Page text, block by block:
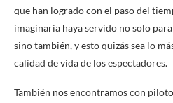
que han logrado con el paso del
imaginaria haya servido no solo
sino también, y esto quizás sea lo
calidad de vida de los espectadores.
También nos encontramos con